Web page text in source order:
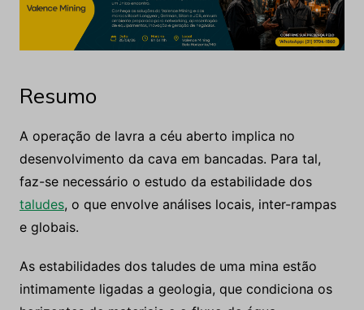
Resumo
A operação de lavra a céu aberto implica no
faz-se necessário o estudo da estabilidade dos
e globais.
As estabilidades dos taludes de uma mina estão
intimamente ligadas a geologia, que condiciona os
horizontes de materiais e o fluxo de água
estudo podem gerar duas consequências graves e
diretas: a primeira é a possibilidade de ruptura do